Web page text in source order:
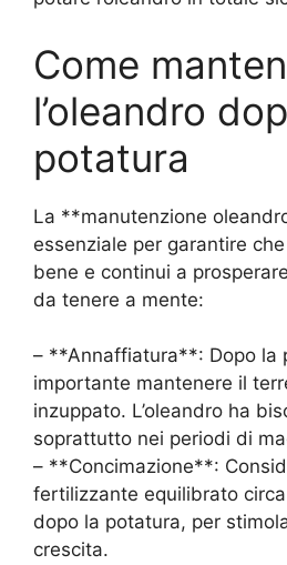
Come
l’oleandro
potatura
La **manutenzione
essenziale per garantire
bene e continui a
da tenere a mente:
– **Annaffiatura**: Dopo la
importante mantenere il
inzuppato. L’oleandro ha
soprattutto nei periodi di
– **Concimazione**:
fertilizzante equilibrato
dopo la potatura, per
crescita.